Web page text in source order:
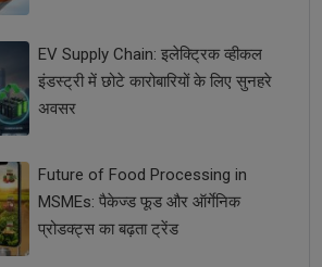
EV Supply Chain: इलेक्ट्रिक व्हीकल
इंडस्ट्री में छोटे कारोबारियों के लिए सुनहरे
अवसर
Future of Food Processing in
MSMEs: पैकेज्ड फूड और ऑर्गेनिक
प्रोडक्ट्स का बढ़ता ट्रेंड